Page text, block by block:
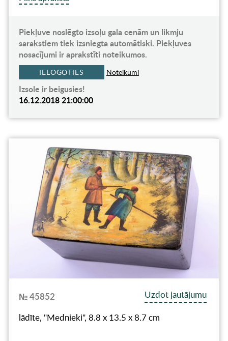
Piekļuve noslēgto izsoļu gala cenām un likmju
sarakstiem tiek izsniegta automātiski. Piekļuves
nosacījumi ir aprakstīti noteikumos.
IELOGOTIES Noteikumi
Izsole ir beigusies!
16.12.2018 21:00:00
№ 45852
Uzdot jautājumu
lādīte, "Mednieki", 8.8 x 13.5 x 8.7 cm